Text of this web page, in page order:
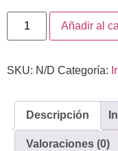
Añadir al
SKU: N/D Categoría:
Descripción
Valoraciones (0)